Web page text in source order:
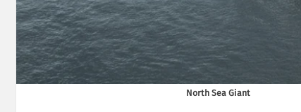
North Sea Giant